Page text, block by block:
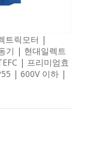
트릭모터 |
기 | 현대일렉트
| 프리미엄효
| 600V 이하 |